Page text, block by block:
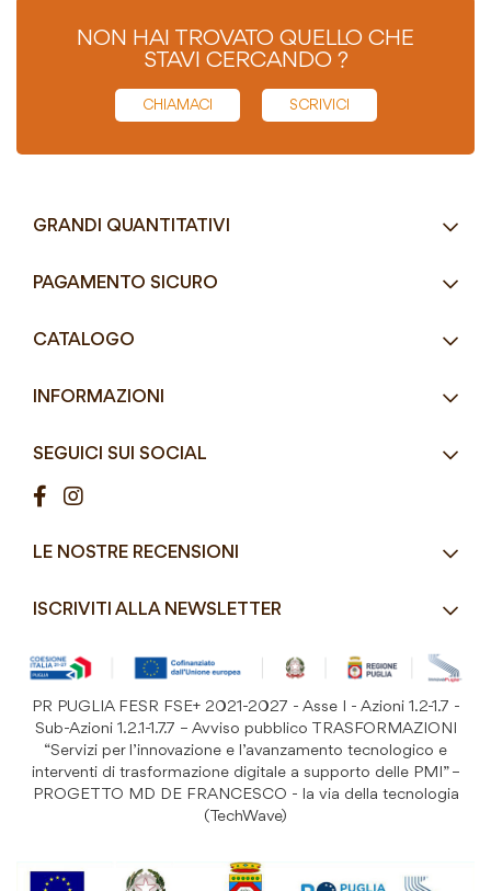
NON HAI TROVATO QUELLO CHE
STAVI CERCANDO ?
CHIAMACI SCRIVICI
GRANDI QUANTITATIVI
RICHIEDI UN PREVENTIVO
Email info@mddefrancesco.it
8:30 - 12:30 / 15:00 - 19:00
PAGAMENTO SICURO
CATALOGO
Street Food e Take
Pizzerie e Panifici
Ristorazione
Detergenza e Attrezzatura
Festività
Prodotti Riutilizzabili
INFORMAZIONI
Condizioni di vendita
Costi di Spedizione
SEGUICI SUI SOCIAL
LE NOSTRE RECENSIONI
ISCRIVITI ALLA NEWSLETTER
alla
Newsletter:
ISCRIVITI
PR PUGLIA FESR FSE+ 2021-2027 - Asse I - Azioni 1.2-1.7 -
Sub-Azioni 1.2.1-1.7.7 – Avviso pubblico TRASFORMAZIONI
“Servizi per l’innovazione e l’avanzamento tecnologico e
interventi di trasformazione digitale a supporto delle PMI” –
PROGETTO MD DE FRANCESCO - la via della tecnologia
(TechWave)